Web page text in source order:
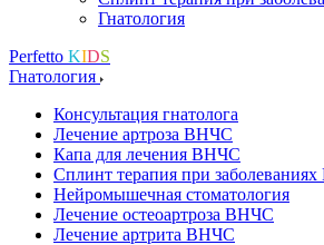
Гнатология
Perfetto KIDS
Гнатология
Консультация гнатолога
Лечение артроза ВНЧС
Капа для лечения ВНЧС
Сплинт терапия при
Нейромышечная стоматология
Лечение остеоартроза ВНЧС
Лечение артрита ВНЧС